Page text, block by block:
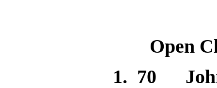
Open
1. 70